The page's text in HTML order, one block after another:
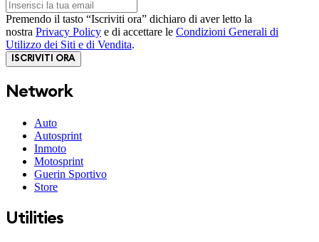
Premendo il tasto “Iscriviti ora” dichiaro di aver letto la
nostra Privacy Policy e di accettare le Condizioni Generali di
Utilizzo dei Siti e di Vendita.
ISCRIVITI ORA
Network
Auto
Autosprint
Inmoto
Motosprint
Guerin Sportivo
Store
Utilities